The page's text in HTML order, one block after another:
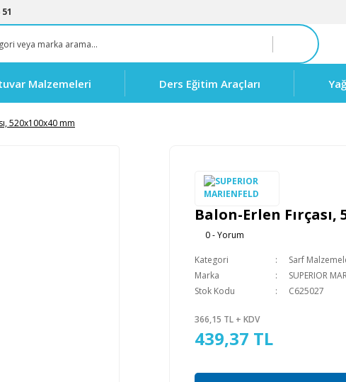
Malzemeleri Ders Eğitim Araçları
520x100x40 mm
Balon-Erlen Fırçası,
0 - Yorum
Kategori
Sarf
Marka
SUPERIOR
Stok Kodu
C625027
366,15 TL + KDV
439,37 TL